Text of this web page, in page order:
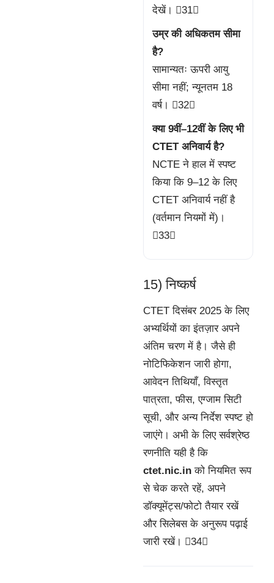
देखें। 31
उम्र की अधिकतम सीमा
है?
सामान्यतः ऊपरी आयु
सीमा नहीं; न्यूनतम 18
वर्ष। 32
क्या 9वीं–12वीं के लिए भी
CTET अनिवार्य है?
NCTE ने हाल में स्पष्ट
किया कि 9–12 के लिए
CTET अनिवार्य नहीं है
(वर्तमान नियमों में)।
33
15) निष्कर्ष
CTET दिसंबर 2025 के लिए
अभ्यर्थियों का इंतज़ार अपने
अंतिम चरण में है। जैसे ही
नोटिफिकेशन जारी होगा,
आवेदन तिथियाँ, विस्तृत
पात्रता, फीस, एग्जाम सिटी
सूची, और अन्य निर्देश स्पष्ट हो
जाएंगे। अभी के लिए सर्वश्रेष्ठ
रणनीति यही है कि
ctet.nic.in को नियमित रूप
से चेक करते रहें, अपने
डॉक्यूमेंट्स/फोटो तैयार रखें
और सिलेबस के अनुरूप पढ़ाई
जारी रखें। 34